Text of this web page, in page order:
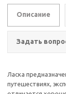
Описание
Задать
Ласка
путешествиях,